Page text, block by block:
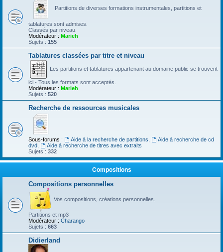
Partitions de diverses formations instrumentales, partitions et
tablatures sont admises.
Classés par niveau.
Modérateur : Marieh
Sujets : 155
Tablatures classées par titre et niveau
Les partitions et tablatures appartenant au domaine public se trouvent
ici - Tous les formats sont acceptés.
Modérateur : Marieh
Sujets : 520
Recherche de ressources musicales
Sous-forums : Aide à la recherche de partitions
Aide à recherche de cd
dvd
Aide à recherche de titres avec extraits
Sujets : 332
Compositions
Compositions personnelles
Vos compositions, créations personnelles.
Partitions et mp3
Modérateur : Charango
Sujets : 663
Didierland